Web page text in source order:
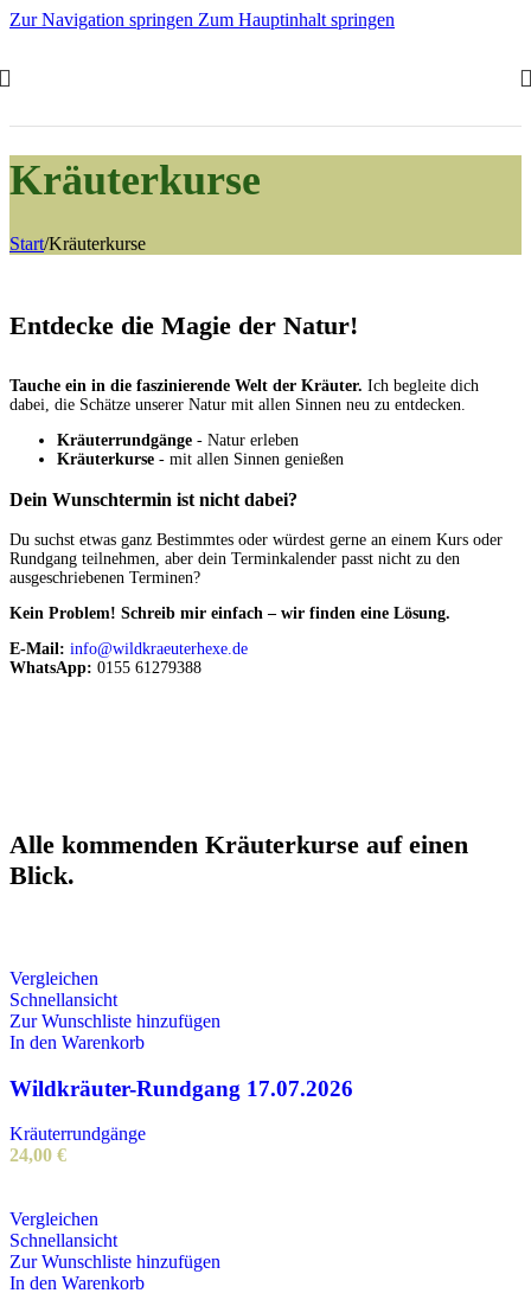
Zur Navigation springen Zum Hauptinhalt springen
Kräuterkurse
Start/Kräuterkurse
Entdecke die Magie der Natur!
Tauche ein in die faszinierende Welt der Kräuter. Ich begleite dich
dabei, die Schätze unserer Natur mit allen Sinnen neu zu entdecken.
Kräuterrundgänge - Natur erleben
Kräuterkurse - mit allen Sinnen genießen
Dein Wunschtermin ist nicht dabei?
Du suchst etwas ganz Bestimmtes oder würdest gerne an einem Kurs oder
Rundgang teilnehmen, aber dein Terminkalender passt nicht zu den
ausgeschriebenen Terminen?
Kein Problem! Schreib mir einfach – wir finden eine Lösung.
E-Mail: info@wildkraeuterhexe.de
WhatsApp: 0155 61279388
Alle kommenden Kräuterkurse auf einen
Blick.
Vergleichen
Schnellansicht
Zur Wunschliste hinzufügen
In den Warenkorb
Wildkräuter-Rundgang 17.07.2026
Kräuterrundgänge
24,00 €
Vergleichen
Schnellansicht
Zur Wunschliste hinzufügen
In den Warenkorb